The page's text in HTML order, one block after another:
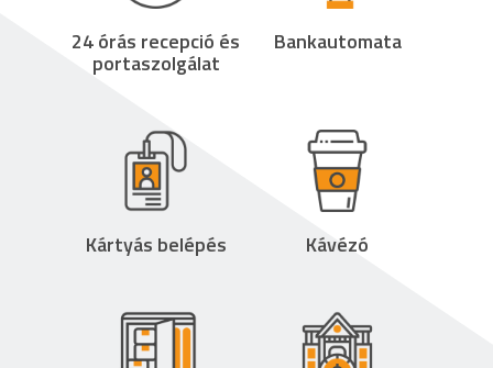
24 órás recepció és
portaszolgálat
Bankautomata
Kártyás belépés Kávézó